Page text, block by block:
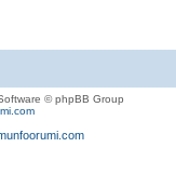
© phpBB Group